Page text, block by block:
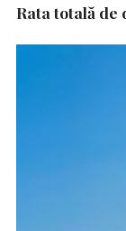
Rata totală